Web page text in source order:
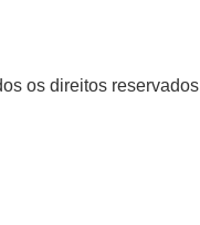
os direitos reservados